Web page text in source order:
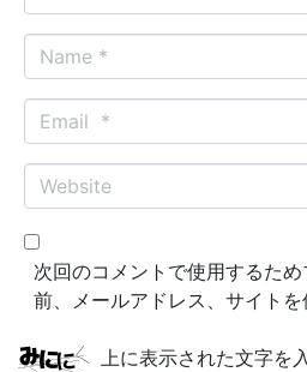
a
m
*
m
a
*
W
e
b
e
次回のコメントで使用するた
前、メールアドレス、サイトを
上に表示された文字を